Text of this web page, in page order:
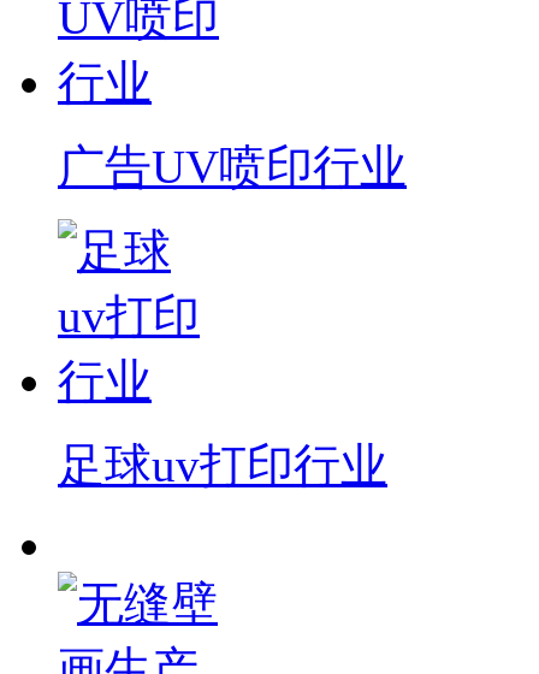
广告UV喷印行业
足球uv打印行业